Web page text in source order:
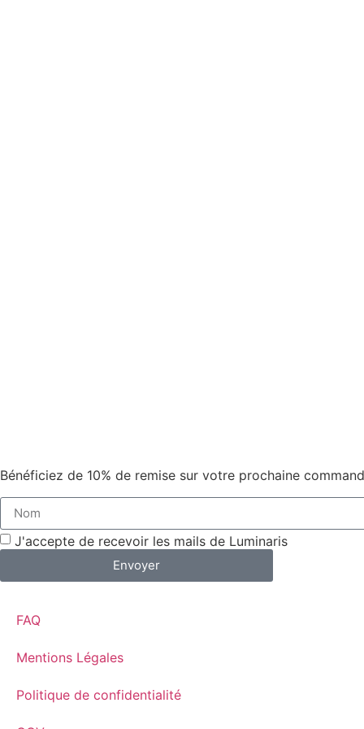
Bénéficiez de 10% de remise sur votre prochaine
J'accepte de recevoir les mails de Luminaris
Envoyer
FAQ
Mentions Légales
Politique de confidentialité